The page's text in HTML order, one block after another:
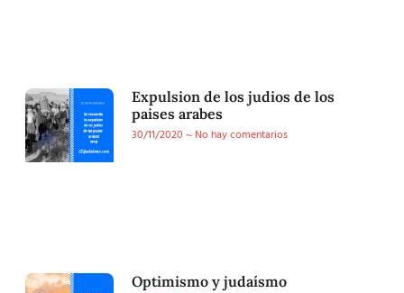
Expulsion de los judios de los
paises arabes
30/11/2020
No hay comentarios
Optimismo y judaísmo